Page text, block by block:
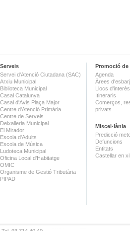
Serveis
Servei d'Atenció Ciutadana (SAC)
Arxiu Municipal
Biblioteca Municipal
Casal Catalunya
Casal d'Avis Plaça Major
Centre d'Atenció Primària
Centre de Serveis
Deixalleria Municipal
El Mirador
Escola d'Adults
Escola de Música
Ludoteca Municipal
Oficina Local d'Habitatge
OMIC
Organisme de Gestió Tributària
PIPAD
Promoció de
Agenda
Àrees
Llocs d'interès
Itineraris
Comerços,
privats
Miscel·lània
Predicció
Defuncions
Entitats
Castellar en